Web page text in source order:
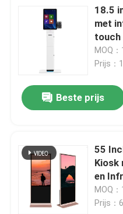
Huis
Videos
VR toon
18.5
met
touch
MOQ：1
Prijs：
Beste prijs
55
Kiosk
en
Zelf
MOQ：1
Prijs：